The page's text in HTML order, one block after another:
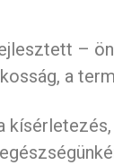
–
a